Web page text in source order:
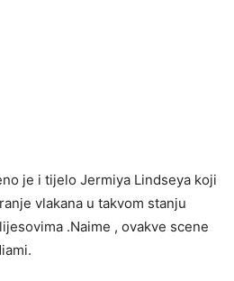
je i tijelo Jermiya Lindseya koji
vlakana u takvom stanju
.Naime , ovakve scene